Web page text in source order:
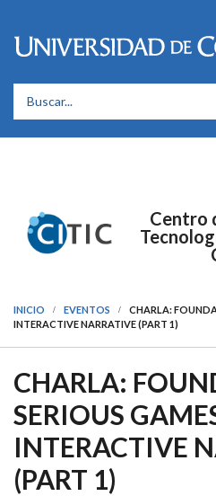
FORMULARIO DE
Centro
INICIO EVENTOS
CHARLA:
INTERACTIVE NARRATIVE (PART 1)
CHARLA:
SERIOUS
INTERACTIVE
(PART 1)